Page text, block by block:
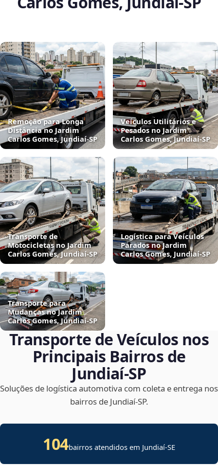
Remoção para Longa
Distância no Jardim
Carlos Gomes, Jundiaí‑SP
Veículos Utilitários e
Pesados no Jardim
Carlos Gomes, Jundiaí‑SP
Transporte de
Motocicletas no Jardim
Carlos Gomes, Jundiaí‑SP
Logística para Veículos
Parados no Jardim
Carlos Gomes, Jundiaí‑SP
Transporte para
Mudanças no Jardim
Carlos Gomes, Jundiaí‑SP
Transporte de Veículos nos
Principais Bairros de
Jundiaí‑SP
Soluções de logística automotiva com coleta e entrega nos
bairros de Jundiaí‑SP.
104bairros atendidos em Jundiaí-SE